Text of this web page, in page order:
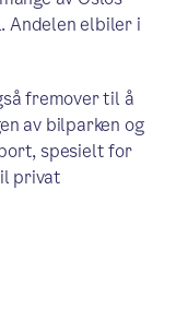
Andelen elbiler i
fremover til å
av bilparken og
spesielt for
privat